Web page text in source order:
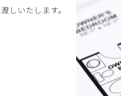
しいたします。